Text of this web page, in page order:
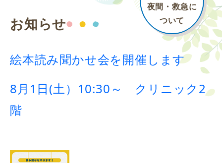
夜間・救急に
ついて
お知らせ
絵本読み聞かせ会を開催します
8月1 日(土）10:30～ クリニック2
階